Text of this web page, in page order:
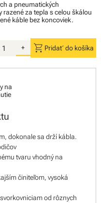
a pneumatických
za tepla s celou škálou
káble bez koncoviek.
+ shopping_cart Pridať do košíka
na
dokonale sa drží kábla.
tvaru vhodný na
činiteľom, vysoká
od rôznych